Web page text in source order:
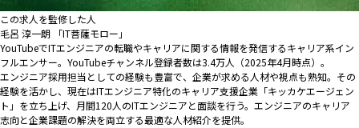
この求人を監修した人
毛呂 淳一朗 「IT菩薩モロー」
YouTubeでITエンジニアの転職やキャリアに関する情報を発信するキャリア系イン
フルエンサー。YouTubeチャンネル登録者数は3.4万人（2025年4月時点）。
エンジニア採用担当としての経験も豊富で、企業が求める人材や視点も熟知。その
経験を活かし、現在はITエンジニア特化のキャリア支援企業「キッカケエージェン
ト」を立ち上げ、月間120人のITエンジニアと面談を行う。エンジニアのキャリア
志向と企業課題の解決を両立する最適な人材紹介を提供。